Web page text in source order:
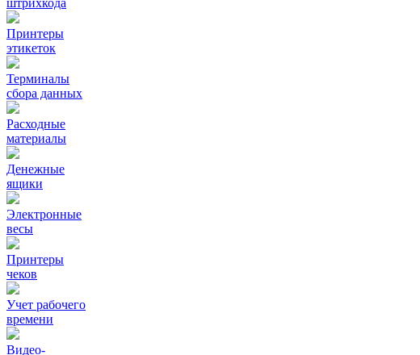
штрихкода
Принтеры
этикеток
Терминалы
сбора данных
Расходные
материалы
Денежные
ящики
Электронные
весы
Принтеры
чеков
Учет рабочего
времени
Видео‑